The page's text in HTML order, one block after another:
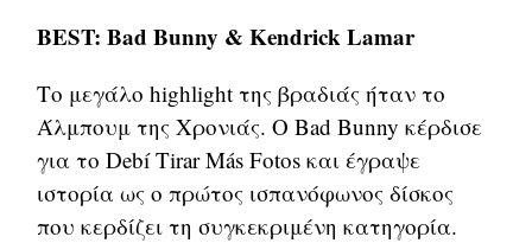
BEST: Bad Bunny & Kendrick Lamar
Το μεγάλο highlight της βραδιάς ήταν το
Άλμπουμ της Χρονιάς. Ο Bad Bunny κέρδισε
για το Debí Tirar Más Fotos και έγραψε
ιστορία ως ο πρώτος ισπανόφωνος δίσκος
που κερδίζει τη συγκεκριμένη κατηγορία.